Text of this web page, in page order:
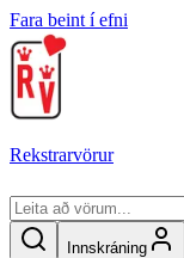
Fara beint í efni
Rekstrarvörur
Innskráning